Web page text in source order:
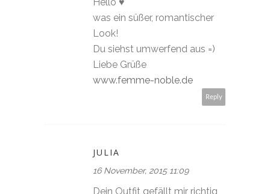
was ein süßer, romantischer
Look!
Du siehst umwerfend aus =)
Liebe Grüße
www.femme-noble.de
Reply
JULIA
16 November, 2015 11:09
Dein Outfit gefällt mir richtig